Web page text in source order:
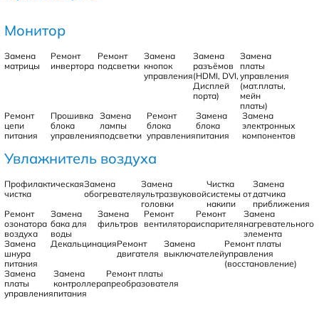
Монитор
Замена
матрицы
Ремонт
инвертора
Ремонт
подсветки
Замена
кнопок
управления
Замена
разъёмов
(HDMI, DVI,
Дисплей
порта)
Замена
платы
управления
(мат.платы,
мейн
платы)
Ремонт
цепи
питания
Прошивка
блока
управления
Замена
лампы
подсветки
Ремонт
блока
управления
Замена
блока
питания
Замена
электронных
компонентов
Увлажнитель воздуха
Профилактическая
чистка
Замена
обогревателя
Замена
ультразвуковой
головки
Чистка
системы от
накипи
Замена
датчика
приближения
Ремонт
озонатора
воздуха
Замена
бака для
воды
Замена
фильтров
Ремонт
вентилятора
Ремонт
испарителя
Замена
нагревательного
элемента
Замена
шнура
питания
ДекальцинацияРемонт
двигателя
Замена
выключателей
Ремонт платы
управления
(восстановление)
Замена
платы
управления
Замена
контроллера
питания
Ремонт платы
преобразователя